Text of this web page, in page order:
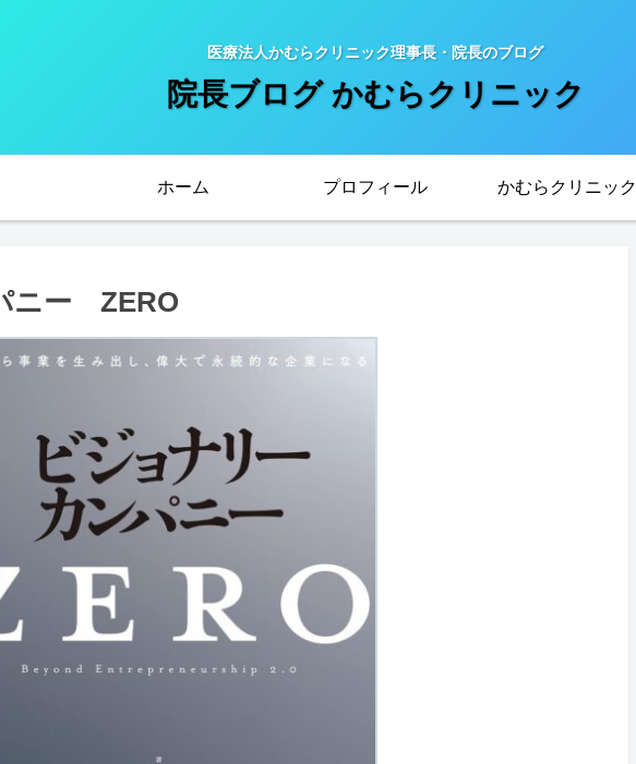
医療法人かむらクリニック理事長・院長のブログ
院長ブログ かむらクリニック
ホーム プロフィール かむらクリニック
ニー ZERO